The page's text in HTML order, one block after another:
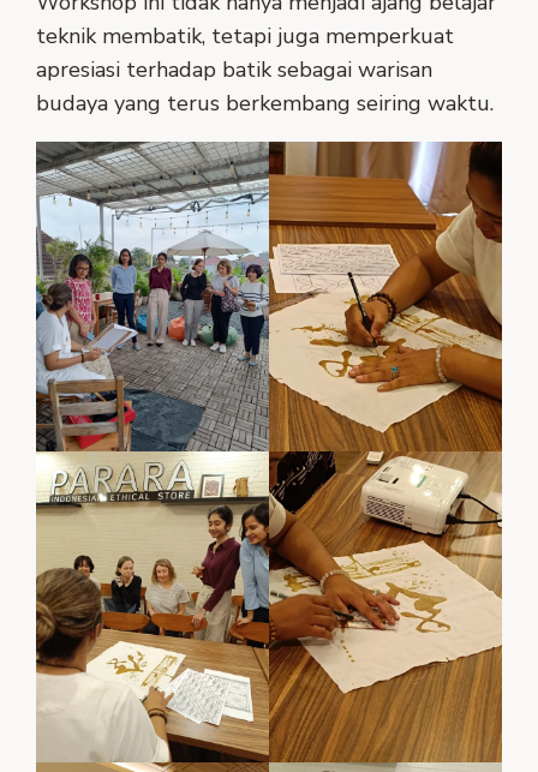
teknik membatik, tetapi juga memperkuat
apresiasi terhadap batik sebagai warisan
budaya yang terus berkembang seiring waktu.